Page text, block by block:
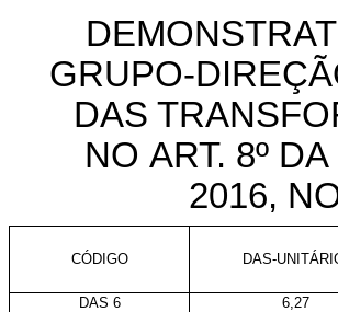
GRUPO-
DAS
NO ART. 8º
2016,
CÓDIGO DAS-
DAS 6
6,27